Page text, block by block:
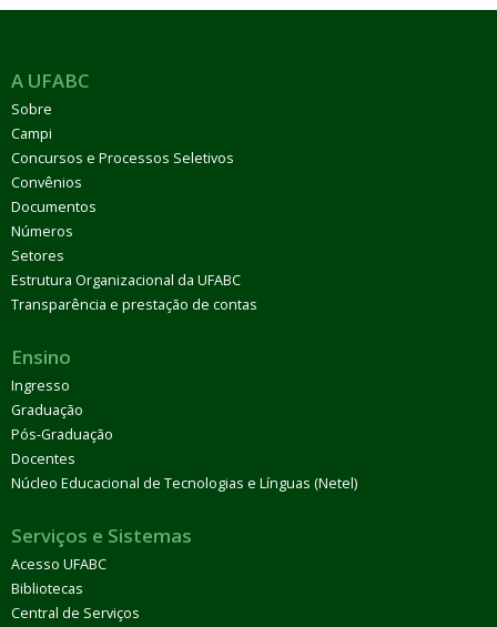
A UFABC
Sobre
Campi
Concursos e Processos Seletivos
Convênios
Documentos
Números
Setores
Estrutura Organizacional da UFABC
Transparência e prestação de contas
Ensino
Ingresso
Graduação
Pós-Graduação
Docentes
Núcleo Educacional de Tecnologias e Línguas (Netel)
Serviços e Sistemas
Acesso UFABC
Bibliotecas
Central de Serviços